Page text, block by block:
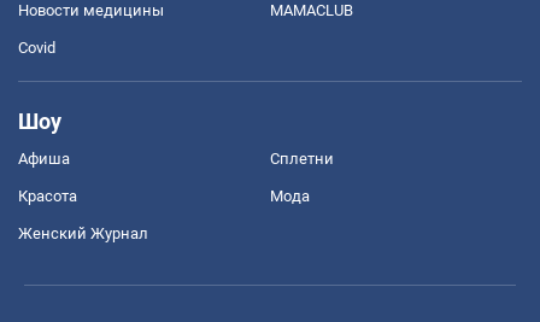
Новости медицины MAMACLUB
Covid
Шоу
Афиша Сплетни
Красота Мода
Женский Журнал